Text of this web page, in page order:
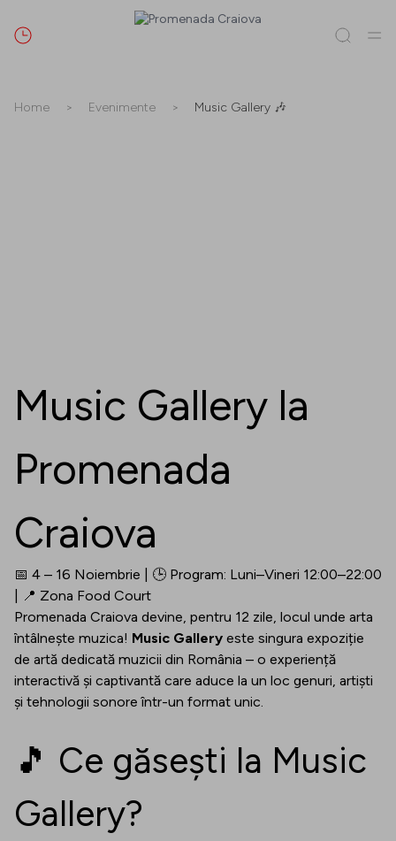
Home > Evenimente > Music Gallery 🎶
Music Gallery la
Promenada
Craiova
📅 4 – 16 Noiembrie | 🕒 Program: Luni–Vineri 12:00–22:00
| 📍 Zona Food Court
Promenada Craiova devine, pentru 12 zile, locul unde arta
întâlnește muzica! Music Gallery este singura expoziție
de artă dedicată muzicii din România – o experiență
interactivă și captivantă care aduce la un loc genuri, artiști
și tehnologii sonore într-un format unic.
🎵 Ce găsești la Music
Gallery?